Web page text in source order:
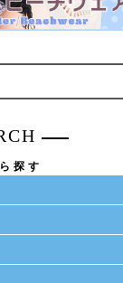
ーション
探す